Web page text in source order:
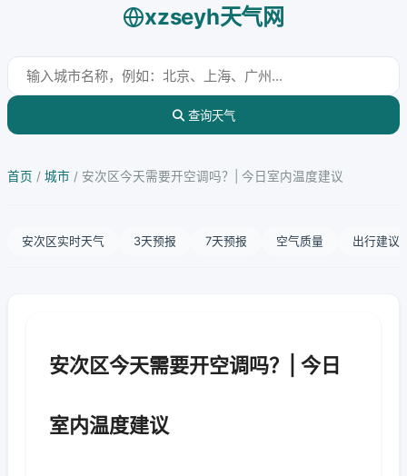
xzseyh天气网
查询天气
首页 / 城市 / 安次区今天需要开空调吗？| 今日室内温度建议
安次区实时天气 3天预报 7天预报 空气质量 出行建议
安次区今天需要开空调吗？| 今日
室内温度建议